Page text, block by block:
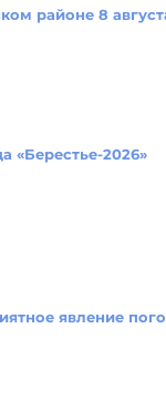
районе 8
«Берестье-2026»
явление